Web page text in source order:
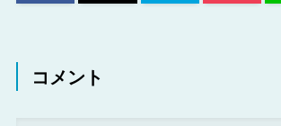
コメント